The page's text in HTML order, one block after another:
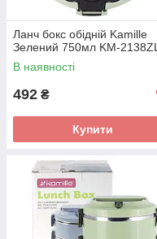
Ланч бокс обідній Kamille
Зелений 750мл KM-2138ZL
В наявності
492 ₴
Купити